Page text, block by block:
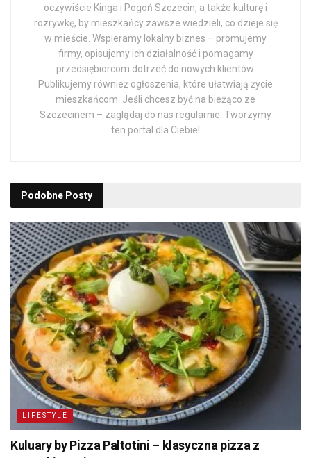
oczywiście Kinga i Pogoń Szczecin, a także kulturę i
rozrywkę, by mieszkańcy zawsze wiedzieli, co dzieje się
w mieście. Wspieramy lokalny biznes – promujemy
firmy, opisujemy ich działalność i pomagamy
przedsiębiorcom dotrzeć do nowych klientów.
Publikujemy również ogłoszenia, które ułatwiają życie
mieszkańcom. Jeśli chcesz być na bieżąco ze
Szczecinem – zaglądaj do nas regularnie. Tworzymy
ten portal dla Ciebie!
Podobne Posty
LIFESTYLE
Kuluary by Pizza Paltotini – klasyczna pizza z